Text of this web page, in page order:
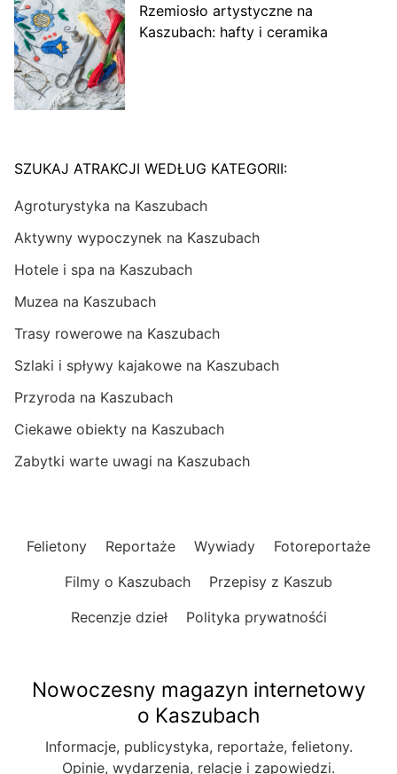
Rzemiosło artystyczne na
Kaszubach: hafty i ceramika
SZUKAJ ATRAKCJI WEDŁUG KATEGORII:
Agroturystyka na Kaszubach
Aktywny wypoczynek na Kaszubach
Hotele i spa na Kaszubach
Muzea na Kaszubach
Trasy rowerowe na Kaszubach
Szlaki i spływy kajakowe na Kaszubach
Przyroda na Kaszubach
Ciekawe obiekty na Kaszubach
Zabytki warte uwagi na Kaszubach
Felietony Reportaże Wywiady
Fotoreportaże
Filmy o Kaszubach
Przepisy z Kaszub
Recenzje dzieł
Polityka prywatnośći
Nowoczesny magazyn internetowy
o Kaszubach
Informacje, publicystyka, reportaże, felietony.
Opinie, wydarzenia, relacje i zapowiedzi.